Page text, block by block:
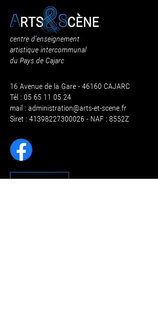
centre d’enseignement
artistique intercommunal
du Pays de Cajarc
16 Avenue de la Gare - 46160 CAJARC
Tél : 05 65 11 05 24
mail : administration@arts-et-scene.fr
Siret : 41398227300026 - NAF : 8552Z